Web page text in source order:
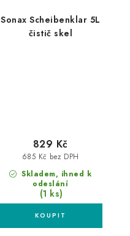
Sonax Scheibenklar 5L
čistič skel
Skladem, ihned k
odeslání
(1 ks)
685 Kč bez DPH
829 Kč